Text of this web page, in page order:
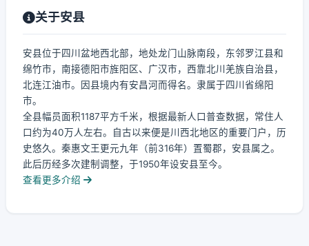
关于安县
安县位于四川盆地西北部，地处龙门山脉南段，东邻罗江县和
绵竹市，南接德阳市旌阳区、广汉市，西靠北川羌族自治县，
北连江油市。因县境内有安昌河而得名。隶属于四川省绵阳
市。
全县幅员面积1187平方千米，根据最新人口普查数据，常住人
口约为40万人左右。自古以来便是川西北地区的重要门户，历
史悠久。秦惠文王更元九年（前316年）置蜀郡，安县属之。
此后历经多次建制调整，于1950年设安县至今。
查看更多介绍